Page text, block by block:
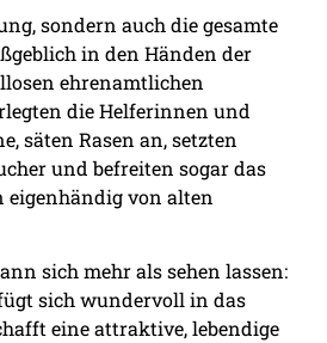
sondern auch die gesamte
in den Händen der
ehrenamtlichen
die Helferinnen und
säten Rasen an, setzten
und befreiten sogar das
eigenhändig von alten
sich mehr als sehen lassen:
sich wundervoll in das
eine attraktive, lebendige